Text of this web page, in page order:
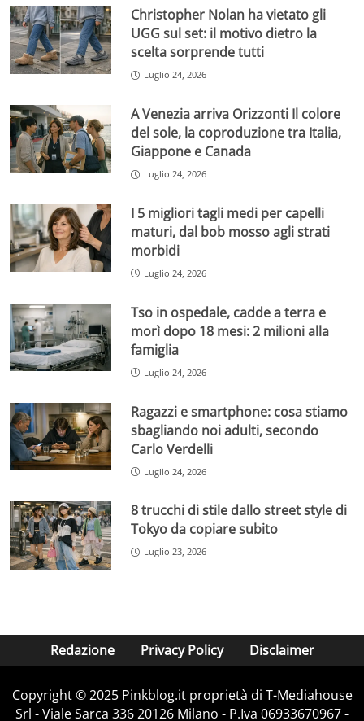
Christopher Nolan ha vietato gli
UGG sul set: il motivo dietro la
scelta sorprende tutti
Luglio 24, 2026
A Venezia arriva Orizzonti Il colore
del sole, la coproduzione tra Italia,
Giappone e Canada
Luglio 24, 2026
I 5 migliori tagli medi per capelli
maturi, dal bob mosso agli strati
morbidi
Luglio 24, 2026
Tso in ospedale, cadde a terra e
morì dopo 18 mesi: 2 milioni alla
famiglia
Luglio 24, 2026
Ragazzi e smartphone: cosa stiamo
sbagliando noi adulti, secondo
Carlo Verdelli
Luglio 24, 2026
8 trucchi di stile dallo street style di
Tokyo da copiare subito
Luglio 23, 2026
Redazione Privacy Policy Disclaimer
Copyright © 2025 Pinkblog.it proprietà di T-Mediahouse
Srl - Viale Sarca 336 20126 Milano - P.Iva 06933670967 -